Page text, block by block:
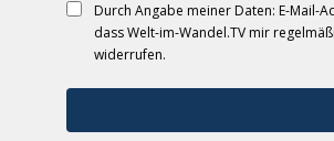
Durch Angabe meiner Daten: E-Mail-
dass Welt-im-Wandel.TV mir
widerrufen.